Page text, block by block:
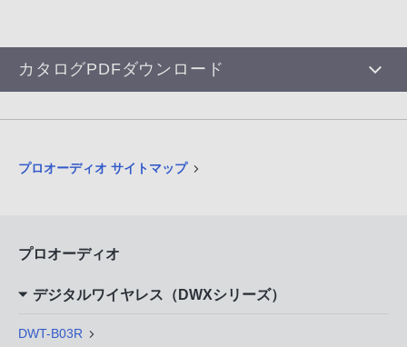
カタログPDFダウンロード
プロオーディオ サイトマップ
プロオーディオ
デジタルワイヤレス（DWXシリーズ）
DWT-B03R